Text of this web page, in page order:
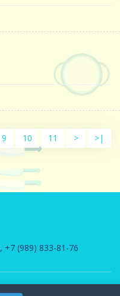
9 10 11 > >|
, +7 (989) 833-81-76